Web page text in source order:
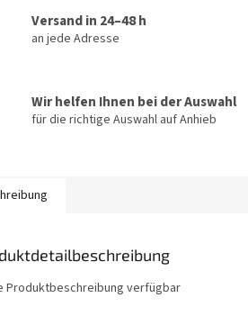
Versand in 24–48 h
an jede Adresse
Wir helfen Ihnen bei der Auswahl
für die richtige Auswahl auf Anhieb
Produktbeschreibung verfügbar